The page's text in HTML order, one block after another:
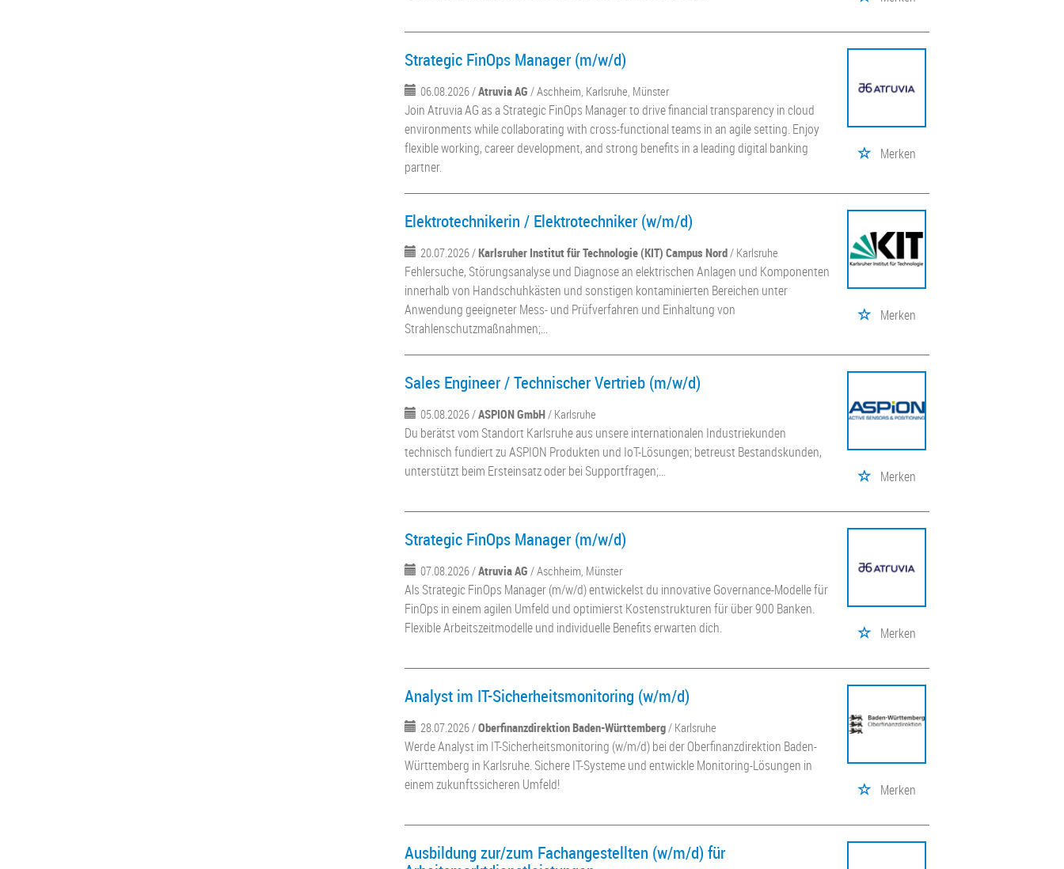
Strategic FinOps Manager (m/w/d)
06.08.2026 /Atruvia AG / Aschheim, Karlsruhe, Münster
Join Atruvia AG as a Strategic FinOps Manager to drive financial transparency in cloud
environments while collaborating with cross-functional teams in an agile setting. Enjoy
flexible working, career development, and strong benefits in a leading digital banking
partner.
Merken
Elektrotechnikerin / Elektrotechniker (w/m/d)
20.07.2026 /Karlsruher Institut für Technologie (KIT) Campus Nord/ Karlsruhe
Fehlersuche, Störungsanalyse und Diagnose an elektrischen Anlagen und Komponenten
innerhalb von Handschuhkästen und sonstigen kontaminierten Bereichen unter
Anwendung geeigneter Mess- und Prüfverfahren und Einhaltung von
Strahlenschutzmaßnahmen;...
Merken
Sales Engineer / Technischer Vertrieb (m/w/d)
05.08.2026 /ASPION GmbH/ Karlsruhe
Du berätst vom Standort Karlsruhe aus unsere internationalen Industriekunden
technisch fundiert zu ASPION Produkten und IoT-Lösungen; betreust Bestandskunden,
unterstützt beim Ersteinsatz oder bei Supportfragen;...
Merken
Strategic FinOps Manager (m/w/d)
07.08.2026 /Atruvia AG / Aschheim, Münster
Als Strategic FinOps Manager (m/w/d) entwickelst du innovative Governance-Modelle für
FinOps in einem agilen Umfeld und optimierst Kostenstrukturen für über 900 Banken.
Flexible Arbeitszeitmodelle und individuelle Benefits erwarten dich.
Merken
Analyst im IT-Sicherheitsmonitoring (w/m/d)
28.07.2026 /Oberfinanzdirektion Baden-Württemberg/ Karlsruhe
Werde Analyst im IT-Sicherheitsmonitoring (w/m/d) bei der Oberfinanzdirektion Baden-
Württemberg in Karlsruhe. Sichere IT-Systeme und entwickle Monitoring-Lösungen in
einem zukunftssicheren Umfeld!
Merken
Ausbildung zur/zum Fachangestellten (w/m/d) für